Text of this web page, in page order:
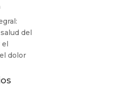
del
el
dolor